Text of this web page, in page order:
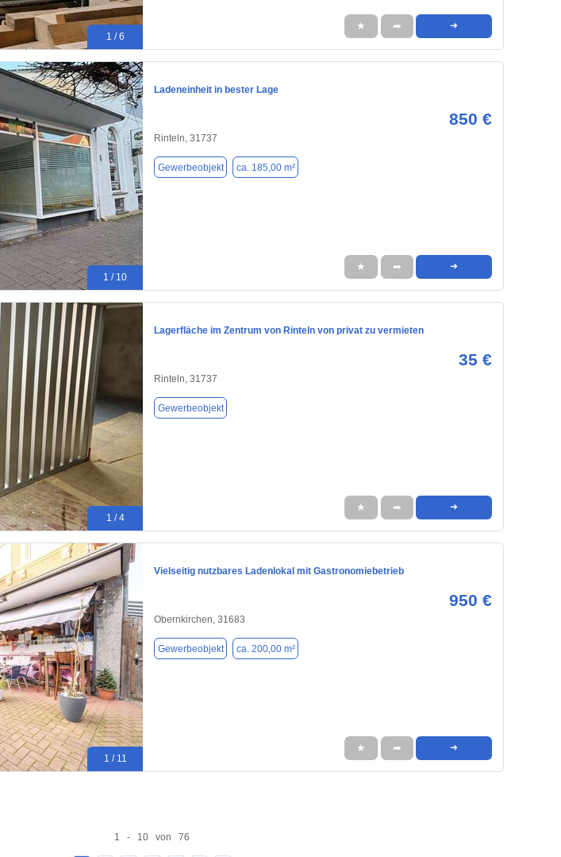
1 / 6
★ ➦ ➜
1 / 10
Ladeneinheit in bester Lage
850 €
Rinteln, 31737
Gewerbeobjekt ca. 185,00 m²
★ ➦ ➜
1 / 4
Lagerfläche im Zentrum von Rinteln von privat zu vermieten
35 €
Rinteln, 31737
Gewerbeobjekt
★ ➦ ➜
1 / 11
Vielseitig nutzbares Ladenlokal mit Gastronomiebetrieb
950 €
Obernkirchen, 31683
Gewerbeobjekt ca. 200,00 m²
★ ➦ ➜
1 - 10 von 76